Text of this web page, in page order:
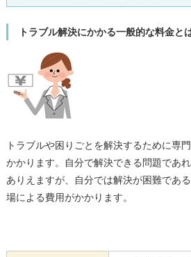
トラブル解決にかかる一般的な料金と
トラブルや困りごとを解決するために専
かかります。自分で解決できる問題であ
ありえますが、自分では解決が困難であ
場による費用がかかります。